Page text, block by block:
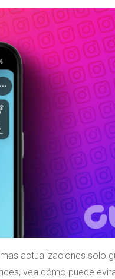
actualizaciones solo
vea cómo puede